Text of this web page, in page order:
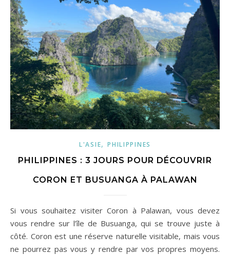
L'ASIE,PHILIPPINES
PHILIPPINES : 3 JOURS POUR DÉCOUVRIR
CORON ET BUSUANGA À PALAWAN
Si vous souhaitez visiter Coron à Palawan, vous devez
vous rendre sur l’île de Busuanga, qui se trouve juste à
côté. Coron est une réserve naturelle visitable, mais vous
ne pourrez pas vous y rendre par vos propres moyens.